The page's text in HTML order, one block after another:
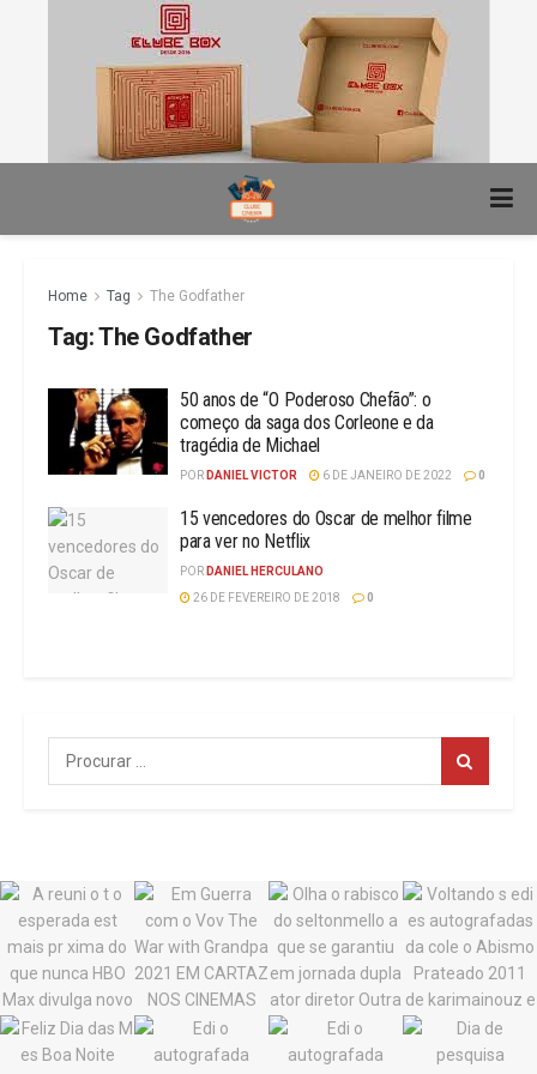
Home Tag The Godfather
Tag:The Godfather
50 anos de “O Poderoso Chefão”: o
começo da saga dos Corleone e da
tragédia de Michael
POR DANIEL VICTOR 6 DE JANEIRO DE 2022 0
15 vencedores do Oscar de melhor filme
para ver no Netflix
POR DANIEL HERCULANO
26 DE FEVEREIRO DE 2018
0